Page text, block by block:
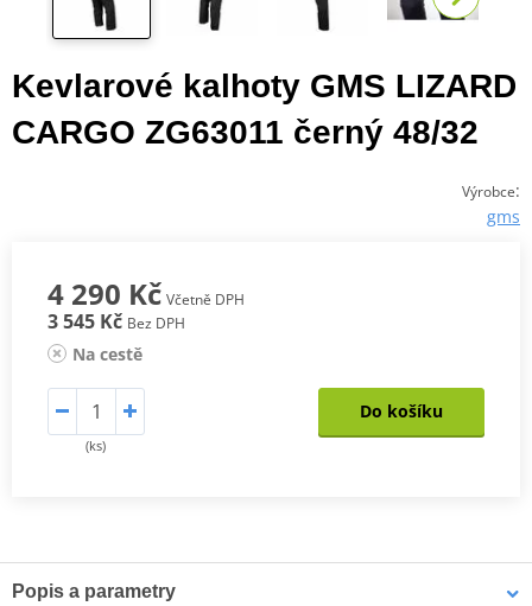
Kevlarové kalhoty GMS LIZARD
CARGO ZG63011 černý 48/32
Výrobce:
gms
4 290 Kč Včetně DPH
3 545 Kč Bez DPH
Na cestě
(ks)
Do košíku
Popis a parametry